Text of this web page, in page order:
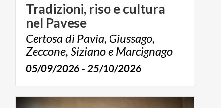
Tradizioni, risoecultura
nel Pavese
Certosa di Pavia, Giussago,
Zeccone, Siziano e Marcignago
05/09/2026 - 25/10/2026